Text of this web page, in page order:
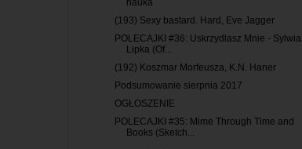
nauka
(193) Sexy bastard. Hard, Eve Jagger
POLECAJKI #36: Uskrzydlasz Mnie - Sylwia
Lipka (Of...
(192) Koszmar Morfeusza, K.N. Haner
Podsumowanie sierpnia 2017
OGŁOSZENIE
POLECAJKI #35: Mime Through Time and
Books (Sketch...